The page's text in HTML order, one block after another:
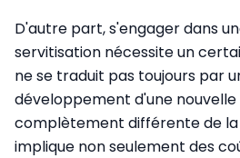
D'autre part, s'engager dans
servitisation nécessite un
ne se traduit pas toujours par
développement d'une
complètement différente de
implique non seulement des